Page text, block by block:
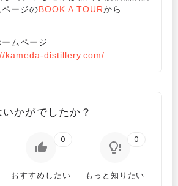
ージのBOOK A TOURから
ムページ
kameda-distillery.com/
かがでしたか？
おすすめしたい
0
もっと知りたい
0